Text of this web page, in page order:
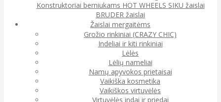
Konstruktoriai berniukams HOT WHEELS SIKU žaislai
BRUDER žaislai
Žaislai mergaitėms
Grožio rinkiniai (CRAZY CHIC)
Indeliai ir kiti rinkiniai
Lėlės
Lėlių nameliai
Namų apyvokos prietaisai
Vaikiška kosmetika
Vaikiškos virtuvėlės
Virtuvėlės indai ir priedai